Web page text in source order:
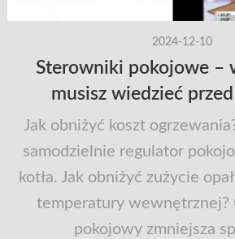
2024-12-10
Sterowniki pokojowe –
musisz wiedzieć
Jak obniżyć koszt
samodzielnie regulator
kotła. Jak obniżyć zużycie
temperatury wewnętrznej?
pokojowy zmniejsza